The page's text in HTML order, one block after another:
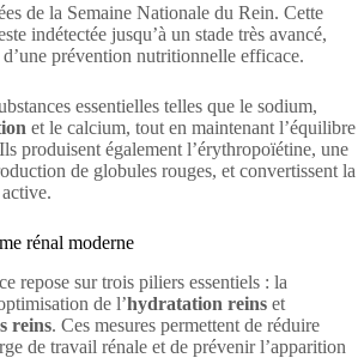
de la Semaine Nationale du Rein. Cette
indétectée jusqu’à un stade très avancé,
prévention nutritionnelle efficace.
essentielles telles que le sodium,
et le calcium, tout en maintenant l’équilibre
produisent également l’érythropoïétine, une
de globules rouges, et convertissent la
rénal moderne
repose sur trois piliers essentiels : la
de l’hydratation reins et
reins. Ces mesures permettent de réduire
de travail rénale et de prévenir l’apparition